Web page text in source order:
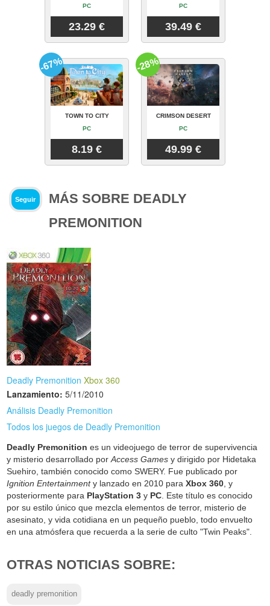
PC
23.29 €
PC
39.49 €
TOWN TO CITY
PC
8.19 €
-67%
CRIMSON DESERT
PC
49.99 €
-28%
Seguir
MÁS SOBRE DEADLY
PREMONITION
Deadly Premonition Xbox 360
Lanzamiento: 5/11/2010
Análisis Deadly Premonition
Todos los juegos de Deadly Premonition
Deadly Premonition es un videojuego de terror de supervivencia
y misterio desarrollado porAccess Games y dirigido por Hidetaka
Suehiro, también conocido como SWERY. Fue publicado por
Ignition Entertainmenty lanzado en 2010 paraXbox 360, y
posteriormente para PlayStation 3 y PC. Este título es conocido
por su estilo único que mezcla elementos de terror, misterio de
asesinato, y vida cotidiana en un pequeño pueblo, todo envuelto
en una atmósfera que recuerda a la serie de culto "Twin Peaks".
OTRAS NOTICIAS SOBRE:
deadly premonition